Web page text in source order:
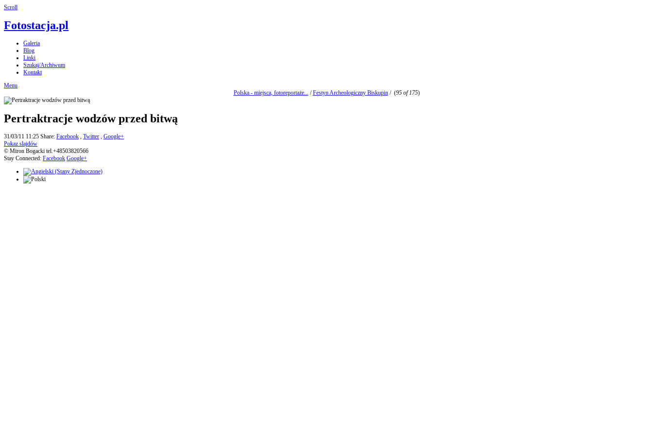
Scroll
Fotostacja.pl
Galeria
Blog
Linki
Szukaj/Archiwum
Kontakt
Menu
Polska - miejsca, fotoreportaże... /Festyn Archeologiczny Biskupin/ (95 of 175)
Pertraktracje wodzów przed bitwą
31/03/11 11:25 Share: Facebook , Twitter , Google+
Pokaz slajdów
© Miron Bogacki tel.+48503820566
Stay Connected: Facebook Google+